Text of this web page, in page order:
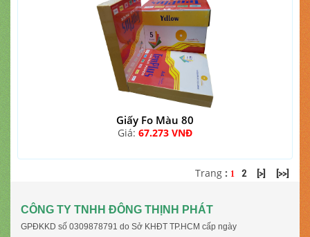
Giấy Fo Màu 80
Giá: 67.273 VNĐ
Trang : 1 2 [>] [>>]
CÔNG TY TNHH ĐÔNG THỊNH PHÁT
GPĐKKD số 0309878791 do Sở KHĐT TP.HCM cấp ngày